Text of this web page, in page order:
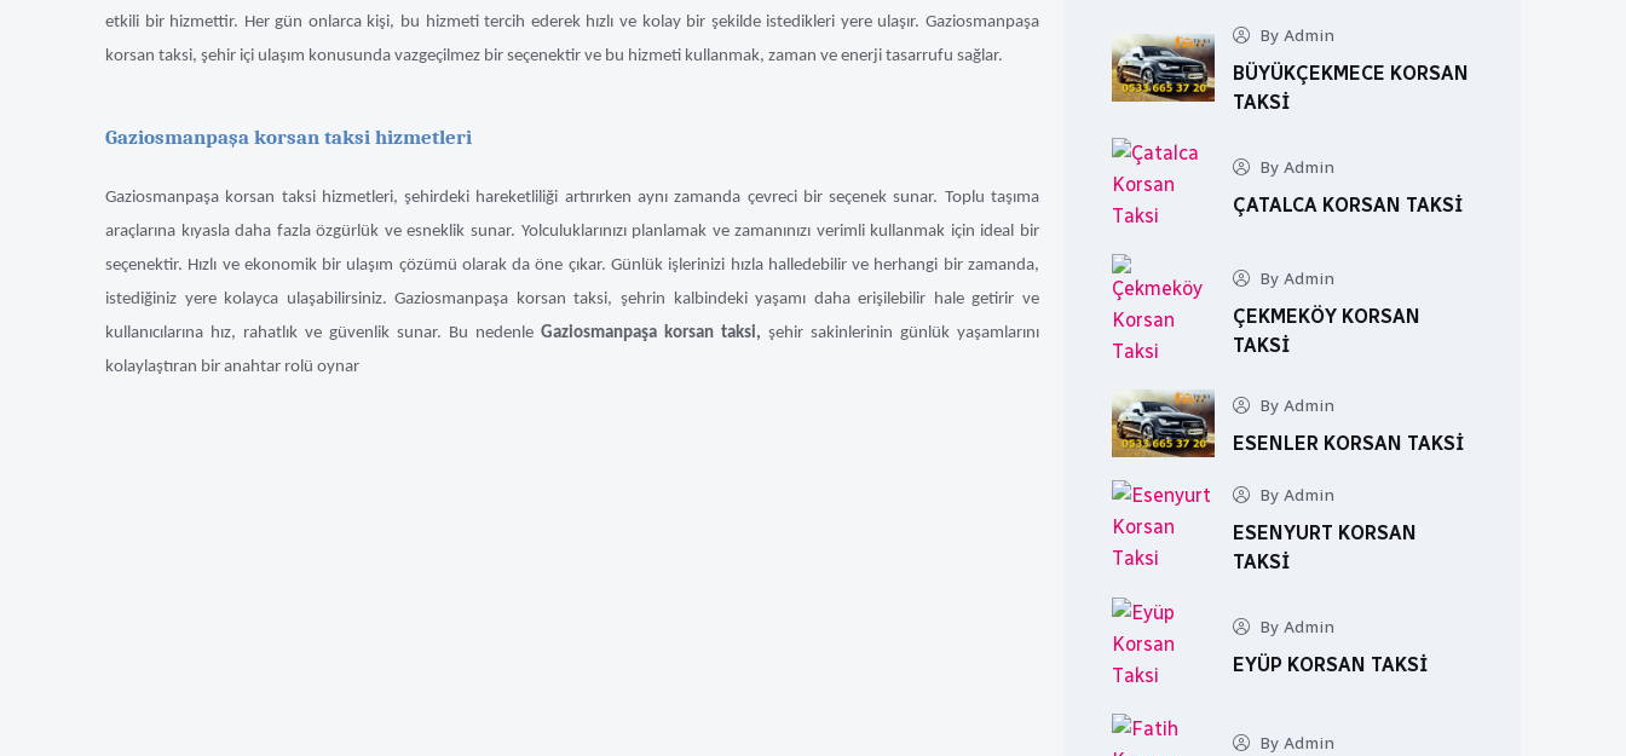
etkili bir hizmettir. Her gün onlarca kişi, bu hizmeti tercih ederek hızlı ve kolay bir şekilde istedikleri yere ulaşır. Gaziosmanpaşa
korsan taksi, şehir içi ulaşım konusunda vazgeçilmez bir seçenektir ve bu hizmeti kullanmak, zaman ve enerji tasarrufu sağlar.
Gaziosmanpaşa korsan taksi hizmetleri
Gaziosmanpaşa korsan taksi hizmetleri, şehirdeki hareketliliği artırırken aynı zamanda çevreci bir seçenek sunar. Toplu taşıma
araçlarına kıyasla daha fazla özgürlük ve esneklik sunar. Yolculuklarınızı planlamak ve zamanınızı verimli kullanmak için ideal bir
seçenektir. Hızlı ve ekonomik bir ulaşım çözümü olarak da öne çıkar. Günlük işlerinizi hızla halledebilir ve herhangi bir zamanda,
istediğiniz yere kolayca ulaşabilirsiniz. Gaziosmanpaşa korsan taksi, şehrin kalbindeki yaşamı daha erişilebilir hale getirir ve
kullanıcılarına hız, rahatlık ve güvenlik sunar. Bu nedenle Gaziosmanpaşa korsan taksi, şehir sakinlerinin günlük yaşamlarını
kolaylaştıran bir anahtar rolü oynar
By Admin
BÜYÜKÇEKMECE KORSAN
TAKSI
By Admin
ÇATALCA KORSAN TAKSI
By Admin
ÇEKMEKÖY KORSAN
TAKSI
By Admin
ESENLER KORSAN TAKSI
By Admin
ESENYURT KORSAN
TAKSI
By Admin
EYÜP KORSAN TAKSI
By Admin